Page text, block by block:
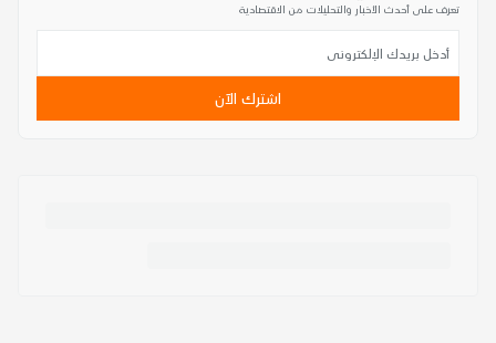
تعرف على أحدث الأخبار والتحليلات من الاقتصادية
اشترك الآن